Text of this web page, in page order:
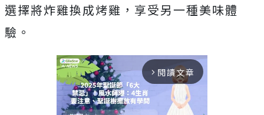
選擇將炸雞換成烤雞，享受另一種美味體
驗。
arrow_forward_ios 閱讀文章